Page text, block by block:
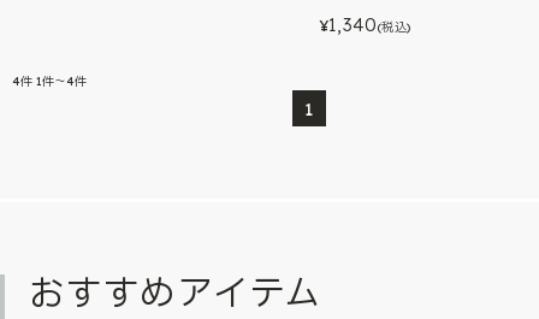
¥1,340(税込)
4件 1件～4件
1
おすすめアイテム